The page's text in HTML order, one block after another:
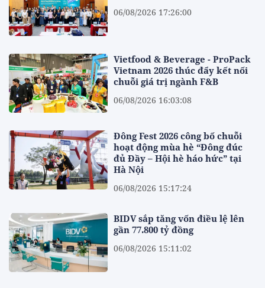
06/08/2026 17:26:00
Vietfood & Beverage - ProPack
Vietnam 2026 thúc đẩy kết nối
chuỗi giá trị ngành F&B
06/08/2026 16:03:08
Đông Fest 2026 công bố chuỗi
hoạt động mùa hè “Đông đúc
đủ Đầy – Hội hè háo hức” tại
Hà Nội
06/08/2026 15:17:24
BIDV sắp tăng vốn điều lệ lên
gần 77.800 tỷ đồng
06/08/2026 15:11:02